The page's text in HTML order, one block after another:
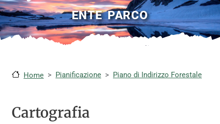
ENTE PARCO
Home Pianificazione Piano di Indirizzo Forestale
Cartografia